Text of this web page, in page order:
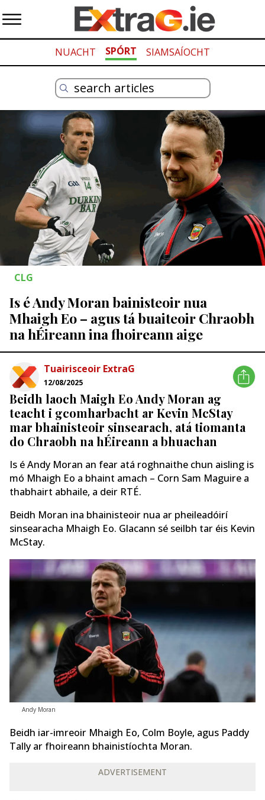
NUACHT SPÓRT SIAMSAÍOCHT
CLG
Is é Andy Moran bainisteoir nua
Mhaigh Eo – agus tá buaiteoir Chraobh
na hÉireann ina fhoireann aige
Tuairisceoir ExtraG
12/08/2025
Beidh laoch Maigh Eo Andy Moran ag
teacht i gcomharbacht ar Kevin McStay
mar bhainisteoir sinsearach, atá tiomanta
do Chraobh na hÉireann a bhuachan
Is é Andy Moran an fear atá roghnaithe chun aisling is
mó Mhaigh Eo a bhaint amach – Corn Sam Maguire a
thabhairt abhaile, a deir RTÉ.
Beidh Moran ina bhainisteoir nua ar pheileadóirí
sinsearacha Mhaigh Eo. Glacann sé seilbh tar éis Kevin
McStay.
Andy Moran
Beidh iar-imreoir Mhaigh Eo, Colm Boyle, agus Paddy
Tally ar fhoireann bhainistíochta Moran.
ADVERTISEMENT